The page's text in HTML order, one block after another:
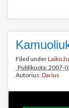
Filed underLaiko
Publikuota: 2007-
Autorius:Darius